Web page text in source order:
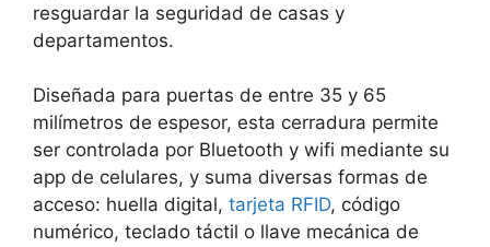
resguardar la seguridad de casas y
departamentos.
Diseñada para puertas de entre 35 y 65
milímetros de espesor, esta cerradura permite
ser controlada por Bluetooth y wifi mediante su
app de celulares, y suma diversas formas de
acceso: huella digital, tarjeta RFID, código
numérico, teclado táctil o llave mecánica de